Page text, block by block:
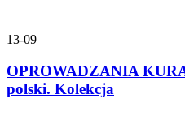
13-09
OPROWADZANIA
polski. Kolekcja